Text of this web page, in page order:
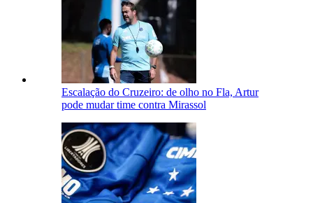
Escalação do Cruzeiro: de olho no Fla, Artur
pode mudar time contra Mirassol